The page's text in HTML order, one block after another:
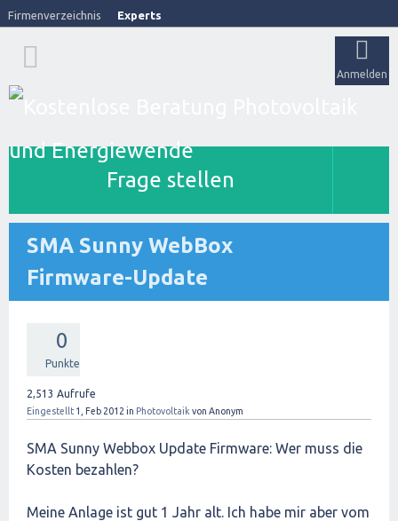
Firmenverzeichnis Experts
Anmelden
Frage stellen
SMA Sunny WebBox
Firmware-Update
0
Punkte
2,513 Aufrufe
Eingestellt 1, Feb 2012 in Photovoltaik von Anonym
SMA Sunny Webbox Update Firmware: Wer muss die
Kosten bezahlen?
Meine Anlage ist gut 1 Jahr alt. Ich habe mir aber vom